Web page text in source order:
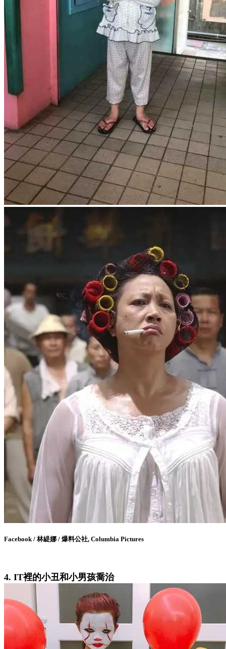
Facebook / 林緹娜 / 爆料公社, Columbia Pictures
4. IT裡的小丑和小男孩喬治